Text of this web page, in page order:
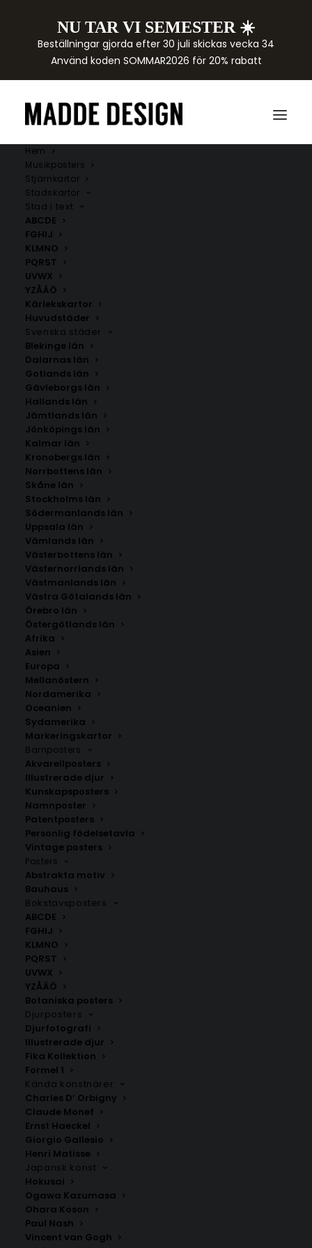
NU TAR VI SEMESTER ☀️
Beställningar gjorda efter 30 juli skickas vecka 34
Använd koden SOMMAR2026 för 20% rabatt
Hem
Musikposters
Stjärnkartor
Stadskartor
Stad i text
ABCDE
FGHIJ
KLMNO
PQRST
UVWX
YZÅÄÖ
Kärlekskartor
Huvudstäder
Svenska städer
Blekinge län
Dalarnas län
Gotlands län
Gävleborgs län
Hallands län
Jämtlands län
Jönköpings län
Kalmar län
Kronobergs län
Norrbottens län
Skåne län
Stockholms län
Södermanlands län
Uppsala län
Vämlands län
Västerbottens län
Västernorrlands län
Västmanlands län
Västra Götalands län
Örebro län
Östergötlands län
Afrika
Asien
Europa
Mellanöstern
Nordamerika
Oceanien
Sydamerika
Markeringskartor
Barnposters
Akvarellposters
Illustrerade djur
Kunskapsposters
Namnposter
Patentposters
Personlig födelsetavla
Vintage posters
Posters
Abstrakta motiv
Bauhaus
Bokstavsposters
ABCDE
FGHIJ
KLMNO
PQRST
UVWX
YZÅÄÖ
Botaniska posters
Djurposters
Djurfotografi
Illustrerade djur
Fika Kollektion
Formel 1
Kända konstnärer
Charles D’ Orbigny
Claude Monet
Ernst Haeckel
Giorgio Gallesio
Henri Matisse
Japansk konst
Hokusai
Ogawa Kazumasa
Ohara Koson
Paul Nash
Vincent van Gogh
Årjängs kommun
Här hittar du handritade kartor över städer i Årjängs
kommun. Om du inte hittar staden som du letar
efter kan du
SÖK AFFISCHER
Sök
efter:
Karlanda
Fr. 200.00
SNABB LEVERANS
1-2 arbetsdagar
BILLIG FRAKT
39 kr i frakt inom Sverige